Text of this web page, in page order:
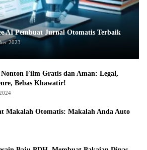
AI Pembuat Jurnal Otomatis Terbaik
2023
Nonton Film Gratis dan Aman: Legal,
Bebas Khawatir!
Makalah Otomatis: Makalah Anda Auto